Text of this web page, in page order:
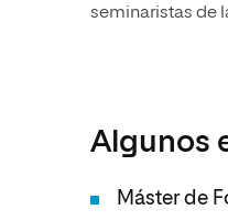
seminaristas de
Algunos
Máster de